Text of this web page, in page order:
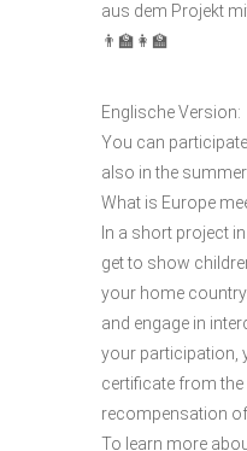
aus dem Projekt
👨‍🏫👩‍🏫
Englische Version:
You can
also in the
What is Europe
In a short project
get to show
your home
and engage in
your participation,
certificate from the
recompensation
To learn more